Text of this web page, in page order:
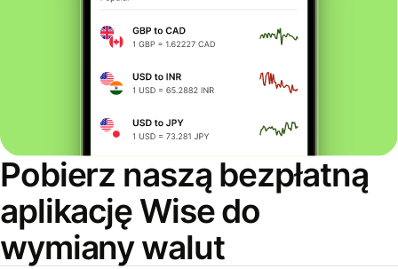
Pobierz naszą bezpłatną
aplikację Wise do
wymiany walut